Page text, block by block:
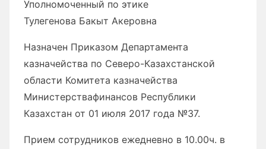
Уполномоченный по этике
Тулегенова Бакыт Акеровна
Назначен Приказом Департамента
казначейства по Северо-Казахстанской
области Комитета казначейства
Министерствафинансов Республики
Казахстан от 01 июля 2017 года №37.
Прием сотрудников ежедневно в 10.00ч. в